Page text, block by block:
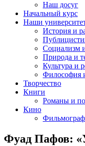
Наш досуг
Начальный курс
Наши
История и
Социализм
Природа и
Культура и
Философия
Творчество
Книги
Романы и
Кино
Фуад Пафов: